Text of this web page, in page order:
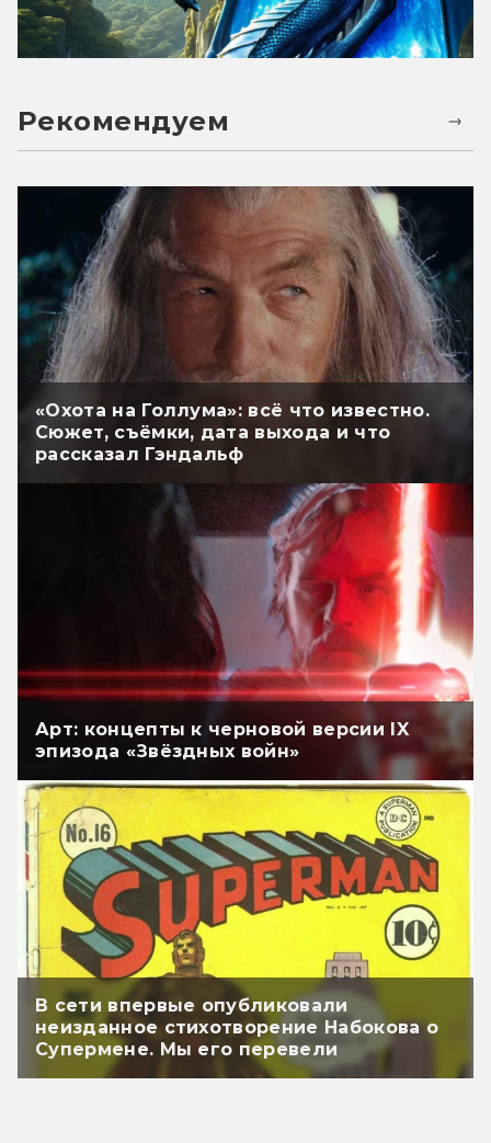
Рекомендуем
«Охота на Голлума»: всё что известно.
Сюжет, съёмки, дата выхода и что
рассказал Гэндальф
Арт: концепты к черновой версии IX
эпизода «Звёздных войн»
В сети впервые опубликовали
неизданное стихотворение Набокова о
Супермене. Мы его перевели